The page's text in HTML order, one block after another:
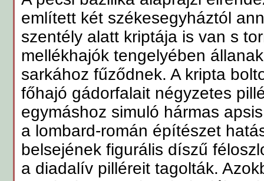
említett két székesegyháztól
szentély alatt kriptája is van s
mellékhajók tengelyében
sarkához fűződnek. A kripta
főhajó gádorfalait négyzetes
egymáshoz simuló hármas
a lombard-román építészet
belsejének figurális díszű
a diadalív pilléreit tagolták.